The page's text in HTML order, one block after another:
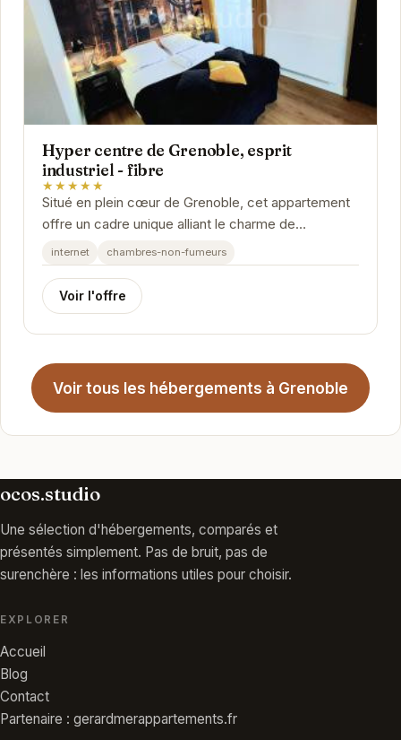
Hyper centre de Grenoble, esprit
industriel - fibre
★★★★★
Situé en plein cœur de Grenoble, cet appartement
offre un cadre unique alliant le charme de
l'industriel à des équipements modernes. Son...
internet chambres-non-fumeurs
Voir l'offre
Voir tous les hébergements à Grenoble
ocos.studio
Une sélection d'hébergements, comparés et
présentés simplement. Pas de bruit, pas de
surenchère : les informations utiles pour choisir.
EXPLORER
Accueil
Blog
Contact
Partenaire : gerardmerappartements.fr